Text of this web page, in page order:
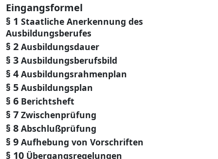
Eingangsformel
§ 1 Staatliche Anerkennung des
Ausbildungsberufes
§ 2 Ausbildungsdauer
§ 3 Ausbildungsberufsbild
§ 4 Ausbildungsrahmenplan
§ 5 Ausbildungsplan
§ 6 Berichtsheft
§ 7 Zwischenprüfung
§ 8 Abschlußprüfung
§ 9 Aufhebung von Vorschriften
§ 10 Übergangsregelungen